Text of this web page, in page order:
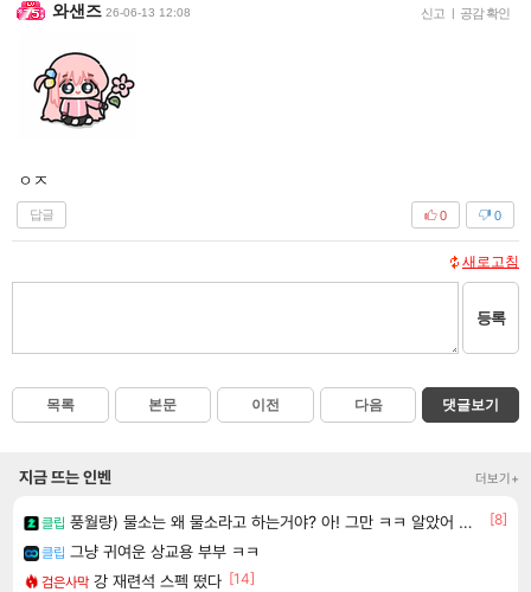
와샌즈 26-06-13 12:08 신고 | 공감 확인
ㅇㅈ
답글 0
0
새로고침
등록
목록 본문 이전 다음 댓글보기
지금 뜨는 인벤 더보기+
클립 풍월량) 물소는 왜 물소라고 하는거야? 아! 그만 ㅋㅋ 알았어 ㅋㅋ
[8]
클립 그냥 귀여운 상교용 부부 ㅋㅋ
검은사막 강 재련석 스펙 떴다 [14]